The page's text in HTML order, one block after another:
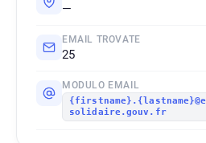
—
EMAIL TROVATE
25
MODULO EMAIL
solidaire.gouv.fr